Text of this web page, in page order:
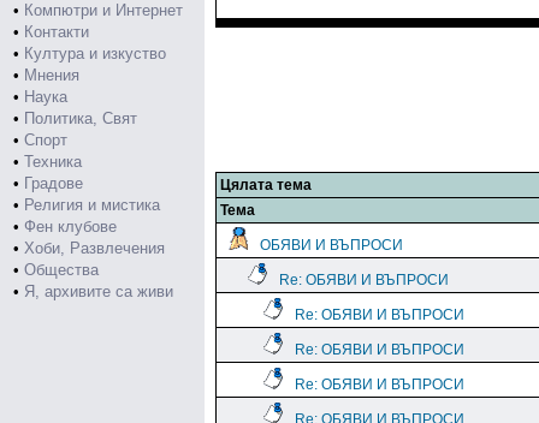
• Компютри и Интернет
• Контакти
• Култура и изкуство
• Мнения
• Наука
• Политика, Свят
• Спорт
• Техника
• Градове
• Религия и мистика
• Фен клубове
• Хоби, Развлечения
• Общества
• Я, архивите са живи
Цялата тема
Тема
ОБЯВИ И ВЪПРОСИ
Re: ОБЯВИ И ВЪПРОСИ
Re: ОБЯВИ И ВЪПРОСИ
Re: ОБЯВИ И ВЪПРОСИ
Re: ОБЯВИ И ВЪПРОСИ
Re: ОБЯВИ И ВЪПРОСИ